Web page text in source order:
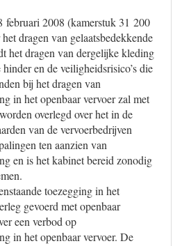
februari 2008 (kamerstuk 31 200
dragen van gelaatsbedekkende
het dragen van dergelijke kleding
en de veiligheidsrisico’s die
bij het dragen van
in het openbaar vervoer zal met
overlegd over het in de
van de vervoerbedrijven
ten aanzien van
en is het kabinet bereid zonodig
toezegging in het
gevoerd met openbaar
een verbod op
in het openbaar vervoer. De